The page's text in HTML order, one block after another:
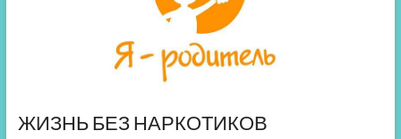
ЖИЗНЬ БЕЗ НАРКОТИКОВ